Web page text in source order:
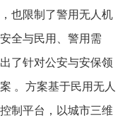
也限制了警用无人机
全与民用、警用需
了针对公安与安保领
。方案基于民用无人
制平台，以城市三维